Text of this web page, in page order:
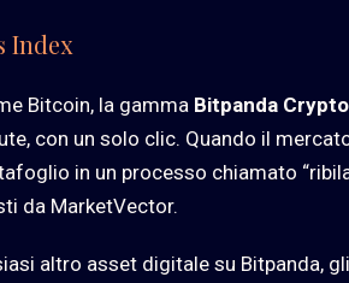
Index
Bitcoin, la gamma Bitpanda
con un solo clic. Quando il
in un processo chiamato
da MarketVector.
altro asset digitale su Bitpanda,